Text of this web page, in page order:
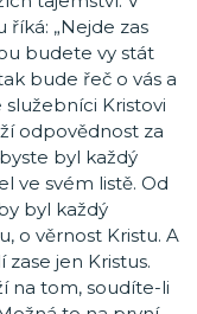
„Nejde zas
budete vy stát
bude řeč o vás a
služebníci Kristovi
odpovědnost za
byl každý
ve svém listě. Od
byl každý
o věrnost Kristu. A
jen Kristus.
na tom, soudíte-li